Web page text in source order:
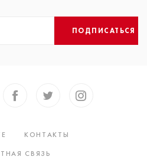
ПОДПИСАТЬСЯ
КОНТАКТЫ
СВЯЗЬ